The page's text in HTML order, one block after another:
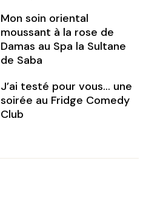
Mon soin oriental
moussant à la rose de
Damas au Spa la Sultane
de Saba
J’ai testé pour vous… une
soirée au Fridge Comedy
Club